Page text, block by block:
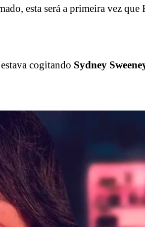
esta será a primeira vez
cogitando Sydney